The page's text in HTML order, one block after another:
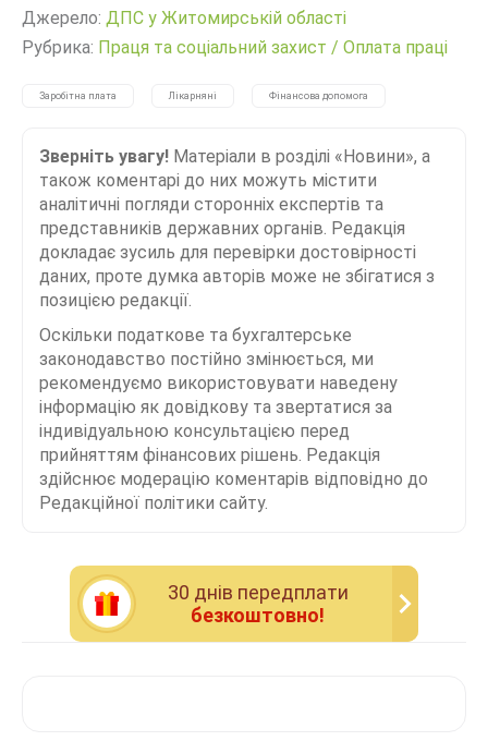
Джерело: ДПС у Житомирській області
Рубрика: Праця та соціальний захист / Оплата праці
Заробітна плата Лікарняні Фінансова допомога
Зверніть увагу! Матеріали в розділі «Новини», а
також коментарі до них можуть містити
аналітичні погляди сторонніх експертів та
представників державних органів. Редакція
докладає зусиль для перевірки достовірності
даних, проте думка авторів може не збігатися з
позицією редакції.
Оскільки податкове та бухгалтерське
законодавство постійно змінюється, ми
рекомендуємо використовувати наведену
інформацію як довідкову та звертатися за
індивідуальною консультацією перед
прийняттям фінансових рішень. Редакція
здійснює модерацію коментарів відповідно до
Редакційної політики сайту.
30 днiв передплати
безкоштовно!